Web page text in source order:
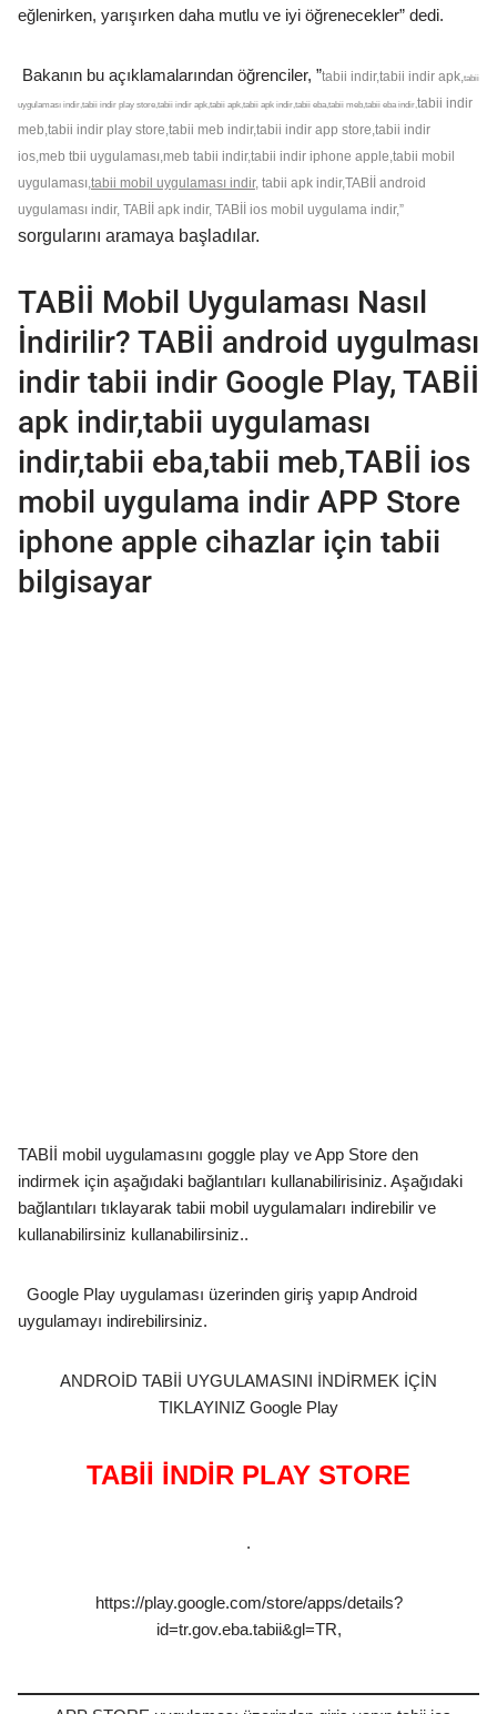
eğlenirken, yarışırken daha mutlu ve iyi öğrenecekler” dedi.
Bakanın bu açıklamalarından öğrenciler, ”tabii indir,tabii indir apk,tabii
uygulaması indir,tabii indir play store,tabii indir apk,tabii apk,tabii apk indir,tabii eba,tabii meb,tabii eba indir,tabii indir
meb,tabii indir play store,tabii meb indir,tabii indir app store,tabii indir
ios,meb tbii uygulaması,meb tabii indir,tabii indir iphone apple,tabii mobil
uygulaması,tabii mobil uygulaması indir, tabii apk indir,TABİİ android
uygulaması indir, TABİİ apk indir, TABİİ ios mobil uygulama indir,”
sorgularını aramaya başladılar.
TABİİ Mobil Uygulaması Nasıl
İndirilir? TABİİ android uygulması
indir tabii indir Google Play, TABİİ
apk indir,tabii uygulaması
indir,tabii eba,tabii meb,TABİİ ios
mobil uygulama indir APP Store
iphone apple cihazlar için tabii
bilgisayar
TABİİ mobil uygulamasını goggle play ve App Store den
indirmek için aşağıdaki bağlantıları kullanabilirisiniz. Aşağıdaki
bağlantıları tıklayarak tabii mobil uygulamaları indirebilir ve
kullanabilirsiniz kullanabilirsiniz..
Google Play uygulaması üzerinden giriş yapıp Android
uygulamayı indirebilirsiniz.
ANDROİD TABİİ UYGULAMASINI İNDİRMEK İÇİN
TIKLAYINIZ Google Play
TABİİ İNDİR PLAY STORE
.
https://play.google.com/store/apps/details?
id=tr.gov.eba.tabii&gl=TR,